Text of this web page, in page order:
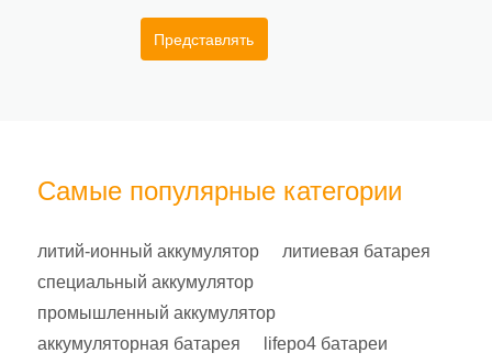
Представлять
Самые популярные категории
литий-ионный аккумулятор
литиевая батарея
специальный аккумулятор
промышленный аккумулятор
аккумуляторная батарея
lifepo4 батареи